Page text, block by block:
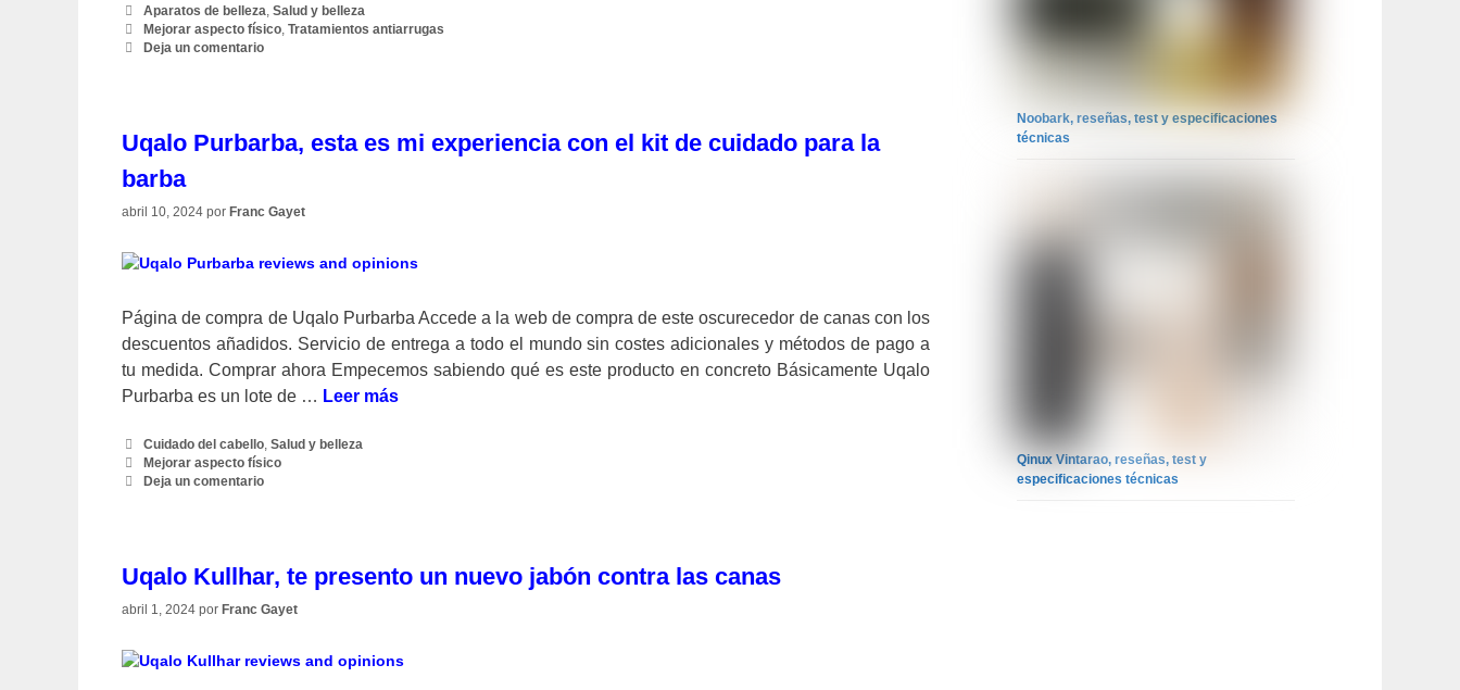
Categorías
Aparatos de belleza ,Salud y belleza
Etiquetas
Mejorar aspecto físico ,Tratamientos antiarrugas
Deja un comentario
Uqalo Purbarba, esta es mi experiencia con el kit de cuidado para la
barba
abril 10, 2024 por Franc Gayet
Página de compra de Uqalo Purbarba Accede a la web de compra de este oscurecedor de canas con los
descuentos añadidos. Servicio de entrega a todo el mundo sin costes adicionales y métodos de pago a
tu medida. Comprar ahora Empecemos sabiendo qué es este producto en concreto Básicamente Uqalo
Purbarba es un lote de … Leer más
Categorías
Cuidado del cabello ,Salud y belleza
Etiquetas
Mejorar aspecto físico
Deja un comentario
Uqalo Kullhar, te presento un nuevo jabón contra las canas
abril 1, 2024 por Franc Gayet
Noobark, reseñas, test y especificaciones
técnicas
Qinux Vintarao, reseñas, test y
especificaciones técnicas